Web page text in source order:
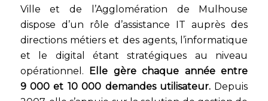
Ville et de l’Agglomération de Mulhouse
dispose d’un rôle d’assistance IT auprès des
directions métiers et des agents, l’informatique
et le digital étant stratégiques au niveau
opérationnel. Elle gère chaque année entre
9 000 et 10 000 demandes utilisateur. Depuis